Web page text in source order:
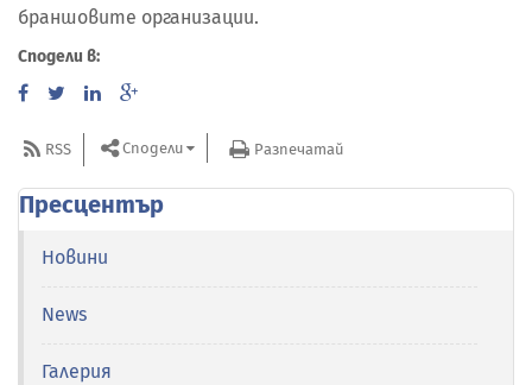
браншовите организации.
Сподели в:
RSS Сподели Разпечатай
Пресцентър
Новини
News
Галерия